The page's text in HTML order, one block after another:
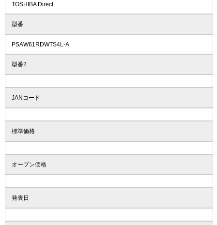
TOSHIBA Direct
型番
PSAW61RDWTS4L-A
型番2
JANコード
標準価格
オープン価格
発表日